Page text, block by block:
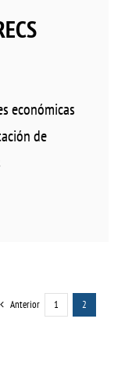
económicas
de
Anterior 1 2